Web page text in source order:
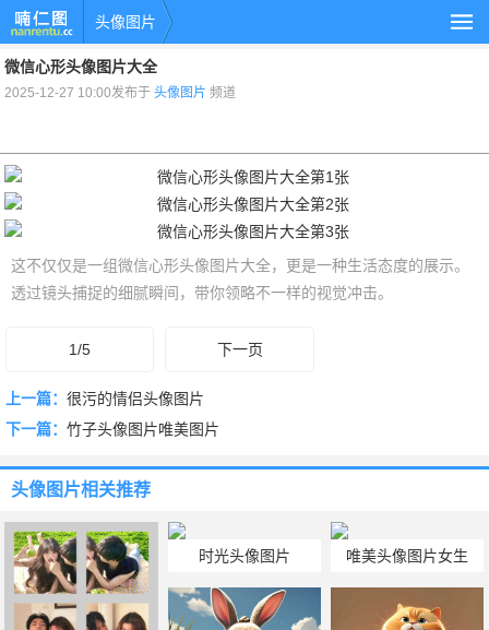
头像图片
微信心形头像图片大全
2025-12-27 10:00发布于头像图片 频道
这不仅仅是一组微信心形头像图片大全，更是一种生活态度的展示。
透过镜头捕捉的细腻瞬间，带你领略不一样的视觉冲击。
1/5 下一页
上一篇： 很污的情侣头像图片
下一篇： 竹子头像图片唯美图片
头像图片相关推荐
时光头像图片 唯美头像图片女生